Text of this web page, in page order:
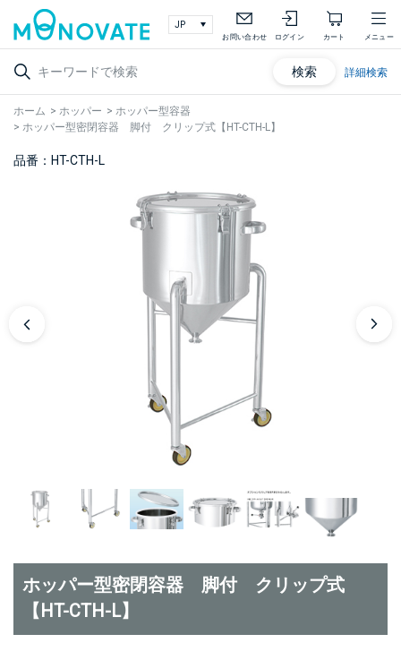
お問い合わせ ログイン カート メニュー
検索 詳細検索
ホーム > ホッパー > ホッパー型容器
> ホッパー型密閉容器 脚付 クリップ式【HT-CTH-L】
品番：HT-CTH-L
ホッパー型密閉容器 脚付 クリップ式
【HT-CTH-L】